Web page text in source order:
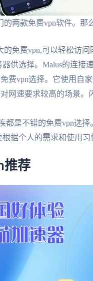
的两款免费vpn软件。那
的免费vpn,可以轻松访
供选择。Malus的连接
费vpn选择。它使用自
网速要求较高的场景
都是不错的免费vpn选
据个人的需求和使用习
推荐